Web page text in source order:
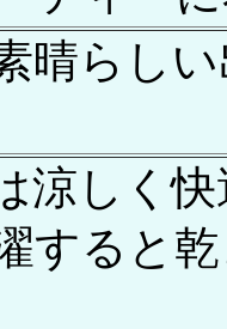
晴らし
涼しく
すると